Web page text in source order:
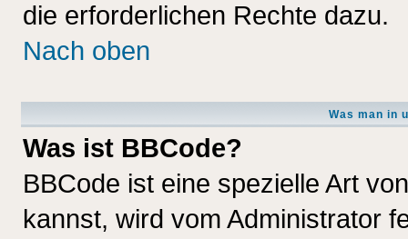
die erforderlichen Rechte dazu.
Nach oben
Was man in
Was ist BBCode?
BBCode ist eine spezielle Art
kannst, wird vom Administrator